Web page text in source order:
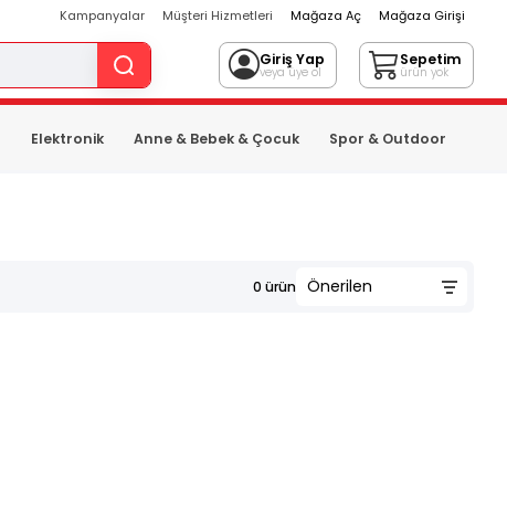
Kampanyalar Müşteri Hizmetleri Mağaza Aç Mağaza Girişi
Giriş Yap
veya üye ol
Sepetim
ürün yok
Elektronik Anne & Bebek & Çocuk Spor & Outdoor
0 ürün